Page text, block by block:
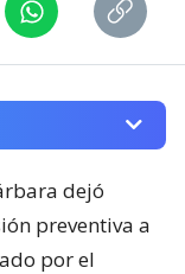
dejó
preventiva a
por el